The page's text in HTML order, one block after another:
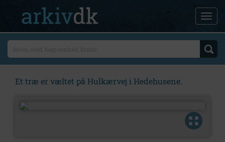
Et træ er væltet på Hulkærvej i Hedehusene.